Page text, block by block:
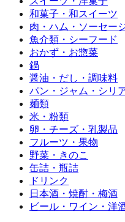
和菓子・和スイーツ
肉・ハム・ソーセー
魚介類・シーフード
おかず・お惣菜
鍋
醤油・だし・調味料
パン・ジャム・シリ
麺類
米・粉類
卵・チーズ・乳製品
フルーツ・果物
野菜・きのこ
缶詰・瓶詰
ドリンク
日本酒・焼酎・梅酒
ビール・ワイン・洋